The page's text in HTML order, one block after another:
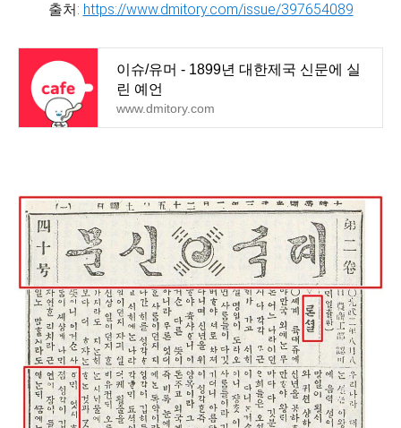
출처: https://www.dmitory.com/issue/397654089
이슈/유머 - 1899년 대한제국 신문에 실
린 예언
www.dmitory.com